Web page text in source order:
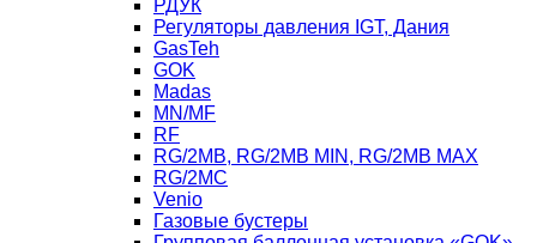
РДУК
Регуляторы давления IGT, Дания
GasTeh
GOK
Madas
MN/MF
RF
RG/2MB, RG/2MB MIN, RG/2MB MAX
RG/2MC
Venio
Газовые бустеры